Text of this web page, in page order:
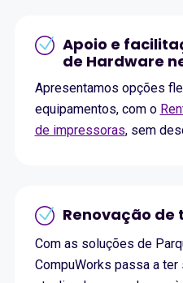
Apoio e
de Hardware
Apresentamos opções
equipamentos, com o
de impressoras, sem
Renovação de
Com as soluções de
CompuWorks passa a